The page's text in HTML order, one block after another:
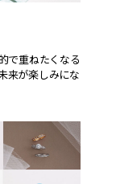
で重ねたくなる
来が楽しみにな